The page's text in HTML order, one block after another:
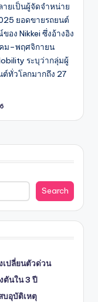
ยเป็นผู้จัดจำหน่าย
ยอดขายรถยนต์
ง Nikkei ซึ่งอ้างอิง
ม–พฤศจิกายน
ระบุว่ากลุ่มผู้
ทั่วโลกมากถึง 27
Search
เปลี่ยนตัวด่วน
ตันใน 3 ปี
บอุบัติเหตุ